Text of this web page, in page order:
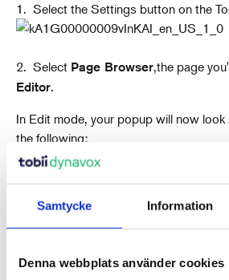
Samtycke Information
Denna webbplats använder cookies
1. Select the Settings button on the
2. Select Page Browser,the page
Editor.
In Edit mode, your popup will now look
the following: